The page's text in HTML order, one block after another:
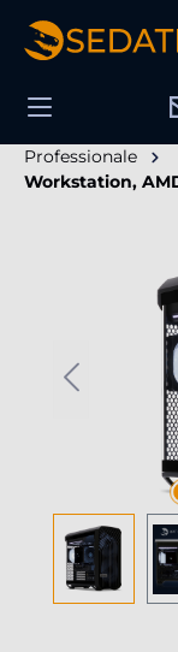
principale
Professionale
Workstation,
Salta la